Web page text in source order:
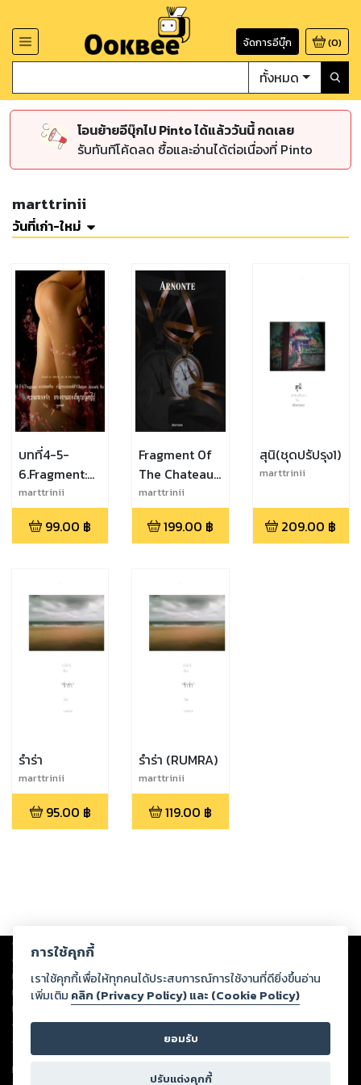
จัดการอีบุ๊ก (0)
ทั้งหมด
โอนย้ายอีบุ๊กไป Pinto ได้แล้ววันนี้ กดเลย
รับทันทีโค้ดลด ซื้อและอ่านได้ต่อเนื่องที่ Pinto
marttrinii
วันที่เก่า-ใหม่
บทที่4-5-
6.Fragment:
นวนิยายเรื่อง
ชาโตอานองเตที่
สี่"(Chateau
marttrinii
99.00 ฿
Fragment 0f
The Chateau
Arnont the
Fourth
marttrinii
199.00 ฿
สุนิ(ชุดปรัปรุง1)
marttrinii
209.00 ฿
รำร่า
marttrinii
95.00 ฿
รำร่า (RUMRA)
marttrinii
119.00 ฿
Copyright © 2026
ต่อผลงานหรือเนื้อหาใดที่อัปโหลดผ่านเว็บไซต์และปรากฏว่าละเมิดสิทธิใน
ทรัพย์สินทางปัญญาของบุคคลอื่นหรือขัดต่อกฎหมายและศีลธรรม ดังนั้น ผู้อ่าน
ทุกท่านโปรดใช้วิจารณญาณในการกลั่นกรองด้วยตนเอง และหากท่านพบว่าส่วน
หนึ่งส่วนใดขัดต่อกฎหมายและศีลธรรม กรุณาแจ้งมายังบริษัท เพื่อทีมงานจะได้
ดำเนินการในทันที ทั้งนี้ ทางสตอรี่ล็อกขอสงวนลิขสิทธิ์ตามพระราชบัญญัติ
ลิขสิทธิ์ พ.ศ. 2537 (ฉบับล่าสุด)
For support: member@ookbee.com
การใช้คุกกี้
เราใช้คุกกี้เพื่อให้ทุกคนได้ประสบการณ์การใช้งานที่ดียิ่งขึ้นอ่าน
เพิ่มเติม คลิก (Privacy Policy) และ (Cookie Policy)
ยอมรับ
ปรับแต่งคุกกี้